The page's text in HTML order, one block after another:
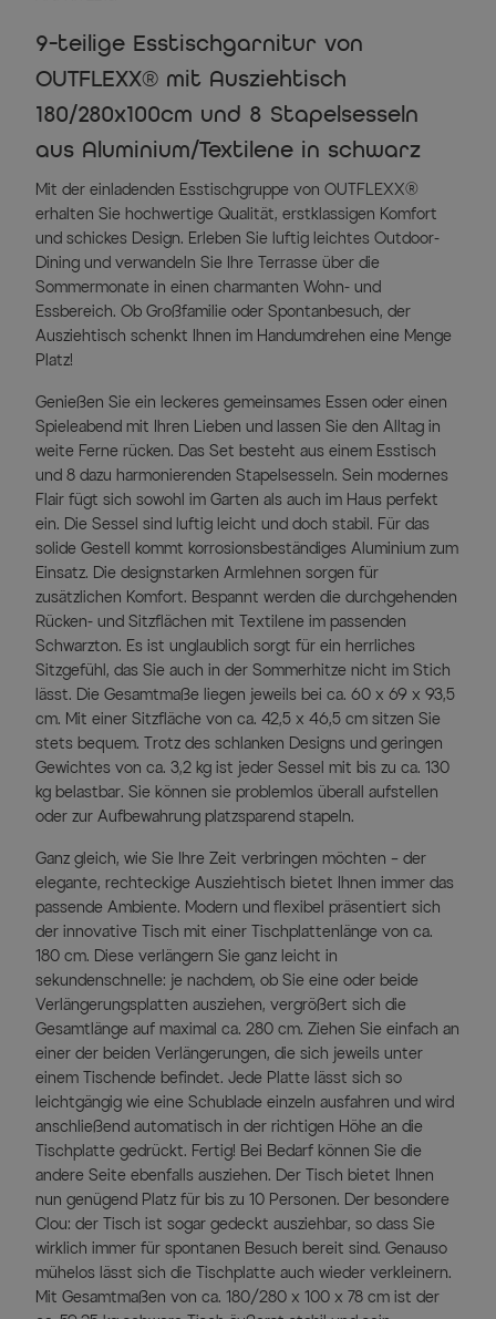
9-teilige Esstischgarnitur von
OUTFLEXX® mit Ausziehtisch
180/280x100cm und 8 Stapelsesseln
aus Aluminium/Textilene in schwarz
Mit der einladenden Esstischgruppe von OUTFLEXX®
erhalten Sie hochwertige Qualität, erstklassigen Komfort
und schickes Design. Erleben Sie luftig leichtes Outdoor-
Dining und verwandeln Sie Ihre Terrasse über die
Sommermonate in einen charmanten Wohn- und
Essbereich. Ob Großfamilie oder Spontanbesuch, der
Ausziehtisch schenkt Ihnen im Handumdrehen eine Menge
Platz!
Genießen Sie ein leckeres gemeinsames Essen oder einen
Spieleabend mit Ihren Lieben und lassen Sie den Alltag in
weite Ferne rücken. Das Set besteht aus einem Esstisch
und 8 dazu harmonierenden Stapelsesseln. Sein modernes
Flair fügt sich sowohl im Garten als auch im Haus perfekt
ein. Die Sessel sind luftig leicht und doch stabil. Für das
solide Gestell kommt korrosionsbeständiges Aluminium zum
Einsatz. Die designstarken Armlehnen sorgen für
zusätzlichen Komfort. Bespannt werden die durchgehenden
Rücken- und Sitzflächen mit Textilene im passenden
Schwarzton. Es ist unglaublich sorgt für ein herrliches
Sitzgefühl, das Sie auch in der Sommerhitze nicht im Stich
lässt. Die Gesamtmaße liegen jeweils bei ca. 60 x 69 x 93,5
cm. Mit einer Sitzfläche von ca. 42,5 x 46,5 cm sitzen Sie
stets bequem. Trotz des schlanken Designs und geringen
Gewichtes von ca. 3,2 kg ist jeder Sessel mit bis zu ca. 130
kg belastbar. Sie können sie problemlos überall aufstellen
oder zur Aufbewahrung platzsparend stapeln.
Ganz gleich, wie Sie Ihre Zeit verbringen möchten – der
elegante, rechteckige Ausziehtisch bietet Ihnen immer das
passende Ambiente. Modern und flexibel präsentiert sich
der innovative Tisch mit einer Tischplattenlänge von ca.
180 cm. Diese verlängern Sie ganz leicht in
sekundenschnelle: je nachdem, ob Sie eine oder beide
Verlängerungsplatten ausziehen, vergrößert sich die
Gesamtlänge auf maximal ca. 280 cm. Ziehen Sie einfach an
einer der beiden Verlängerungen, die sich jeweils unter
einem Tischende befindet. Jede Platte lässt sich so
leichtgängig wie eine Schublade einzeln ausfahren und wird
anschließend automatisch in der richtigen Höhe an die
Tischplatte gedrückt. Fertig! Bei Bedarf können Sie die
andere Seite ebenfalls ausziehen. Der Tisch bietet Ihnen
nun genügend Platz für bis zu 10 Personen. Der besondere
Clou: der Tisch ist sogar gedeckt ausziehbar, so dass Sie
wirklich immer für spontanen Besuch bereit sind. Genauso
mühelos lässt sich die Tischplatte auch wieder verkleinern.
Mit Gesamtmaßen von ca. 180/280 x 100 x 78 cm ist der